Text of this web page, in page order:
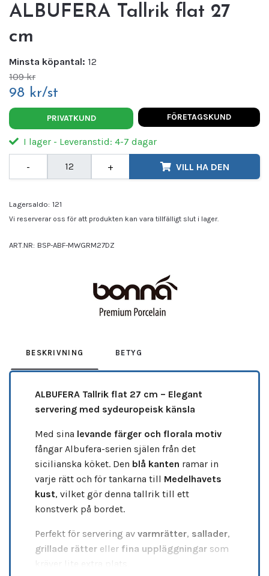
ALBUFERA Tallrik flat 27
cm
Minsta köpantal: 12
109 kr
98 kr/st
PRIVATKUND FÖRETAGSKUND
I lager - Leveranstid: 4-7 dagar
- + VILL HA DEN
Lagersaldo: 121
Vi reserverar oss för att produkten kan vara tillfälligt slut i lager.
ART.NR: BSP-ABF-MWGRM27DZ
BESKRIVNING BETYG
ALBUFERA Tallrik flat 27 cm – Elegant
servering med sydeuropeisk känsla
Med sina levande färger och florala motiv
fångar Albufera-serien själen från det
sicilianska köket. Den blå kanten ramar in
varje rätt och för tankarna till Medelhavets
kust, vilket gör denna tallrik till ett
konstverk på bordet.
Perfekt för servering av varmrätter, sallader,
grillade rätter eller fina uppläggningar som
kräver lite extra plats.